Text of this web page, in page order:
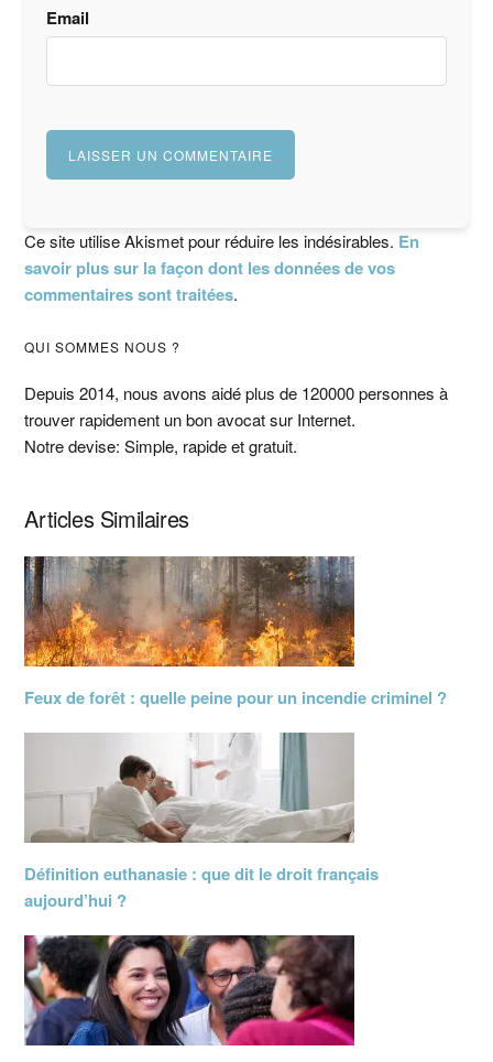
Email
Ce site utilise Akismet pour réduire les indésirables. En
savoir plus sur la façon dont les données de vos
commentaires sont traitées.
Barre
latérale
principale
QUI SOMMES NOUS ?
Depuis 2014, nous avons aidé plus de 120000 personnes à
trouver rapidement un bon avocat sur Internet.
Notre devise: Simple, rapide et gratuit.
Articles Similaires
Feux de forêt : quelle peine pour un incendie criminel ?
Définition euthanasie : que dit le droit français
aujourd’hui ?